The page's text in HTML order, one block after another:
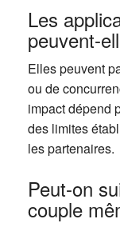
Les
peuvent-
Elles peuvent
ou de
impact dépend
des limites
les partenaires.
Peut-on
couple